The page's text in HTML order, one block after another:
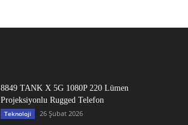
8849 TANK X 5G 1080P 220 Lümen
Projeksiyonlu Rugged Telefon
Teknoloji 26 Şubat 2026